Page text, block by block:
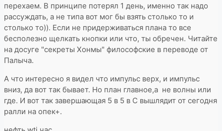
перехаем. В принципе потерял 1 день, именно так надо
рассуждать, а не типа вот мог бы взять столько то и
столько то)). Если не придерживаться плана то все
бесполезно щелкать кнопки или что, ты обречен. Читайте
на досуге "секреты Хонмы" философские в переводе от
Палыча.
А что интересно я видел что импульс верх, и импульс
вниз, да вот так бывает. Но план главное,а не волны или
где. И вот так завершающая 5 в 5 в С вышлядит от сегодня
ралли на опек+.